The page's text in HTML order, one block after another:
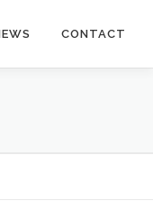
CONTACT